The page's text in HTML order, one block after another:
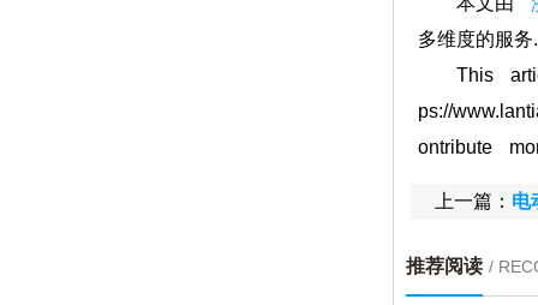
多维度的服
This
ps://
ontribute
上一篇： 电
推荐阅读 /